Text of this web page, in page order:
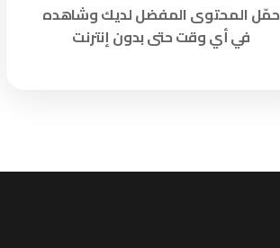
حمّل المحتوى المفضل لديك وشاهده
في أي وقت حتى بدون إنترنت